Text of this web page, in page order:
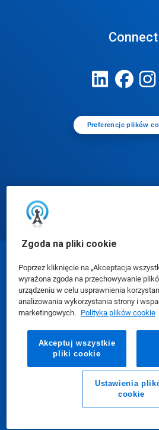
Zgoda na pliki cookie
Poprzez kliknięcie na „Akceptacja
wyrażona zgoda na przechowywanie
urządzeniu w celu usprawnienia
analizowania wykorzystania strony i
marketingowych. Polityka plików cookie
Akceptuj wszystkie
pliki cookie
Ustawienia
cookie
Connect
Preferencje plików
E-mail
© Ecolab Inc.
Karty charakterystyki (SDS)|
Warunki